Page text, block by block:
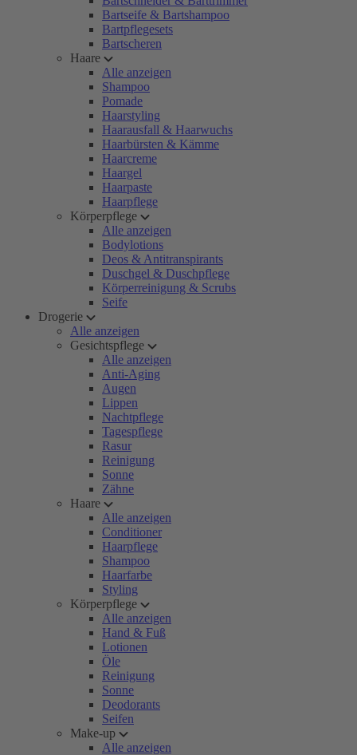
Bartseife & Bartshampoo
Bartpflegesets
Bartscheren
Haare
Alle anzeigen
Shampoo
Pomade
Haarstyling
Haarausfall & Haarwuchs
Haarbürsten & Kämme
Haarcreme
Haargel
Haarpaste
Haarpflege
Körperpflege
Alle anzeigen
Bodylotions
Deos & Antitranspirants
Duschgel & Duschpflege
Körperreinigung & Scrubs
Seife
Drogerie
Alle anzeigen
Gesichtspflege
Alle anzeigen
Anti-Aging
Augen
Lippen
Nachtpflege
Tagespflege
Rasur
Reinigung
Sonne
Zähne
Haare
Alle anzeigen
Conditioner
Haarpflege
Shampoo
Haarfarbe
Styling
Körperpflege
Alle anzeigen
Hand & Fuß
Lotionen
Öle
Reinigung
Sonne
Deodorants
Seifen
Make-up
Alle anzeigen